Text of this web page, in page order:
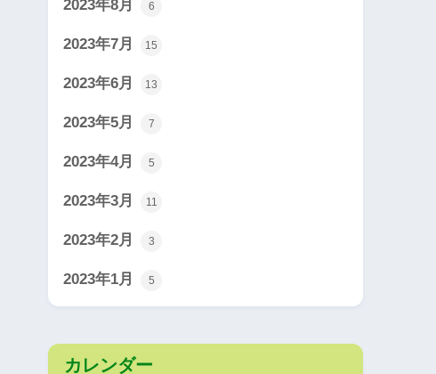
2023年8月 6
2023年7月 15
2023年6月 13
2023年5月 7
2023年4月 5
2023年3月 11
2023年2月 3
2023年1月 5
カレンダー